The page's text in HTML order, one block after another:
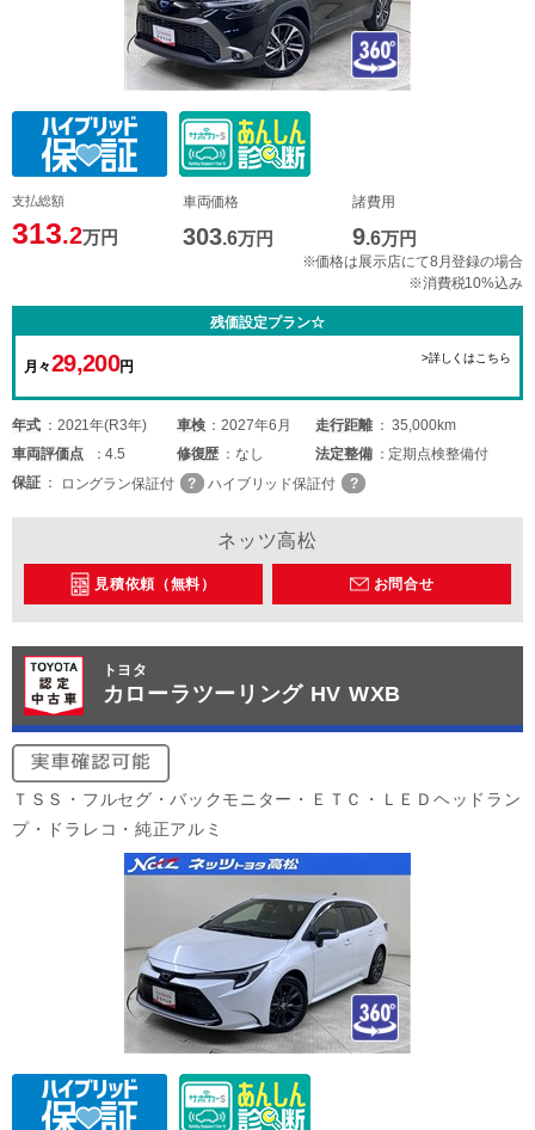
支払総額
313.2万円
車両価格
303.6万円
諸費用
9.6万円
※価格は展示店にて8月登録の場合
※消費税10%込み
残価設定プラン☆
月々29,200円
>詳しくはこちら
年式 2021年(R3年) 車検 2027年6月 走行距離
35,000km
車両評価点 4.5 修復歴 なし 法定整備
定期点検整備付
保証
ロングラン保証付 ハイブリッド保証付
ネッツ高松
見積依頼（無料） お問合せ
トヨタ
カローラツーリング HV WXB
ＴＳＳ・フルセグ・バックモニター・ＥＴＣ・ＬＥＤヘッドラン
プ・ドラレコ・純正アルミ